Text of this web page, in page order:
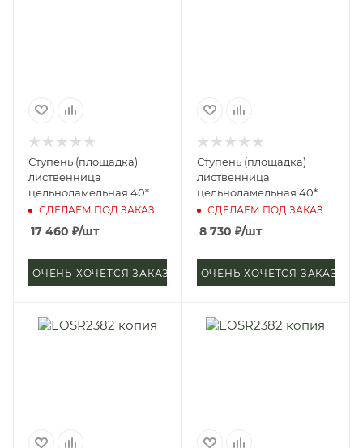
Ступень (площадка)
лиственница
цельноламельная 40*
600*3000 мм (сорт
СДЕЛАЕМ ПОД ЗАКАЗ
17 460 ₽/шт
ОЧЕНЬ ХОЧЕТСЯ ЗАКАЗАТЬ
Ступень (площадка)
лиственница
цельноламельная 40*
300*3000 мм (сорт
СДЕЛАЕМ ПОД ЗАКАЗ
8 730 ₽/шт
ОЧЕНЬ ХОЧЕТСЯ ЗАКАЗАТЬ